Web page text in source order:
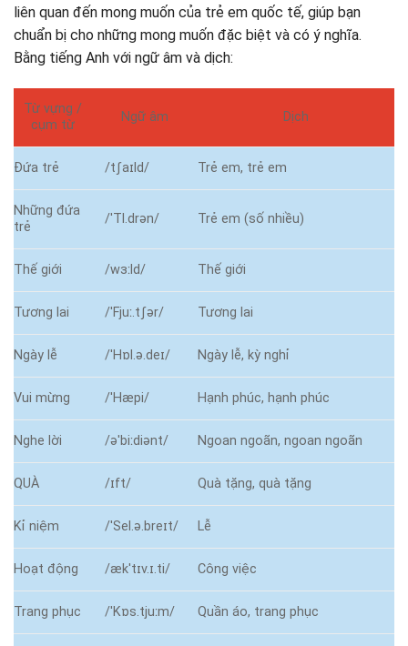
liên quan đến mong muốn của trẻ em quốc tế, giúp bạn
chuẩn bị cho những mong muốn đặc biệt và có ý nghĩa.
Bằng tiếng Anh với ngữ âm và dịch:
Từ vựng /
cụm từ
Ngữ âm Dịch
Đứa trẻ /tʃaɪld/ Trẻ em, trẻ em
Những đứa
trẻ
/ˈTl.drən/ Trẻ em (số nhiều)
Thế giới /wɜːld/ Thế giới
Tương lai /ˈFjuː.tʃər/ Tương lai
Ngày lễ /ˈHɒl.ə.deɪ/ Ngày lễ, kỳ nghỉ
Vui mừng /ˈHæpi/ Hạnh phúc, hạnh phúc
Nghe lời /əˈbiːdiənt/ Ngoan ngoãn, ngoan ngoãn
QUÀ /ɪft/ Quà tặng, quà tặng
Kỉ niệm /ˈSel.ə.breɪt/ Lễ
Hoạt động /ækˈtɪv.ɪ.ti/ Công việc
Trang phục /ˈKɒs.tjuːm/ Quần áo, trang phục